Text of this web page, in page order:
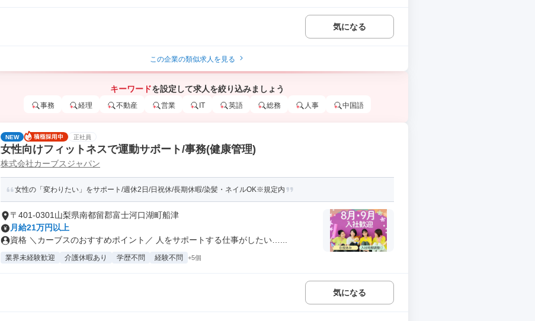
気になる
この企業の類似求人を見る
キーワードを設定して求人を絞り込みましょう
事務 経理 不動産 営業 IT 英語 総務 人事 中国語
NEW 正社員
女性向けフィットネスで運動サポート/事務(健康管理)
株式会社カーブスジャパン
女性の「変わりたい」をサポート/週休2日/日祝休/長期休暇/染髪・ネイルOK※規定内
〒401-0301山梨県南都留郡富士河口湖町船津
月給21万円以上
資格 ＼カーブスのおすすめポイント／ 人をサポートする仕事がしたい…...
業界未経験歓迎 介護休暇あり 学歴不問 経験不問 +5個
気になる